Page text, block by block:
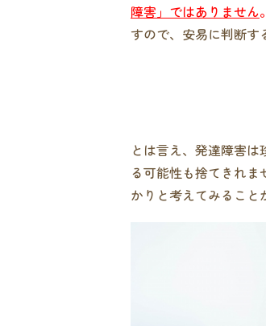
障害」ではありません。
すので、安易に判断す
とは言え、発達障害
る可能性も捨てきれま
かりと考えてみること